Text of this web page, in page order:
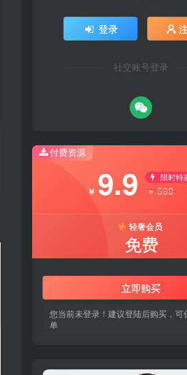
登录
社交账号登录
付费资源
￥ 9.9 限时特
￥ 599
轻奢会员
免费
立即购买
您当前未登录！建议登陆后购买，可
单
登录
社交账号登录
付费资源
￥ 9.9 限时特
￥ 599
轻奢会员
免费
立即购买
您当前未登录！建议登陆后购买，可
单